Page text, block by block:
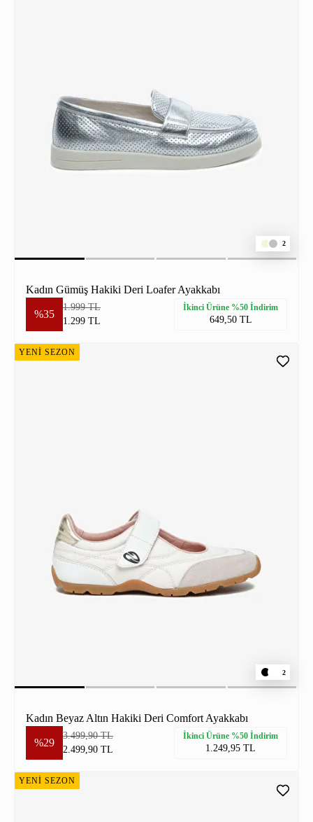
2
Kadın Gümüş Hakiki Deri Loafer Ayakkabı
%35
1.999 TL
1.299 TL
İkinci Ürüne %50 İndirim
649,50 TL
YENİ SEZON
2
Kadın Beyaz Altın Hakiki Deri Comfort Ayakkabı
%29
3.499,90 TL
2.499,90 TL
İkinci Ürüne %50 İndirim
1.249,95 TL
YENİ SEZON